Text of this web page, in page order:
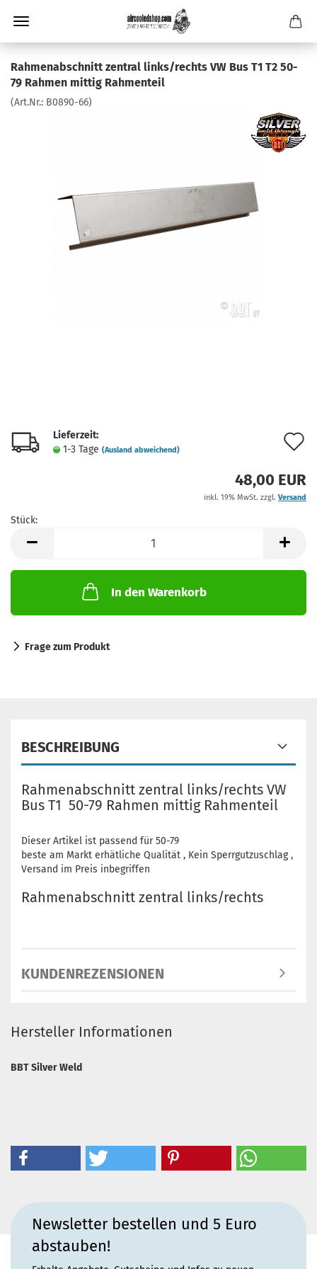
Rahmenabschnitt zentral links/rechts VW Bus T1 T2 50-
79 Rahmen mittig Rahmenteil
(Art.Nr.: B0890-66)
Lieferzeit:
1-3 Tage (Ausland abweichend)
48,00 EUR
inkl. 19% MwSt. zzgl. Versand
Stück:
In den Warenkorb
Frage zum Produkt
BESCHREIBUNG
Rahmenabschnitt zentral links/rechts VW
Bus T1 50-79 Rahmen mittig Rahmenteil
Dieser Artikel ist passend für 50-79
beste am Markt erhätliche Qualität , Kein Sperrgutzuschlag ,
Versand im Preis inbegriffen
Rahmenabschnitt zentral links/rechts
KUNDENREZENSIONEN
Hersteller Informationen
BBT Silver Weld
Newsletter bestellen und 5 Euro
abstauben!